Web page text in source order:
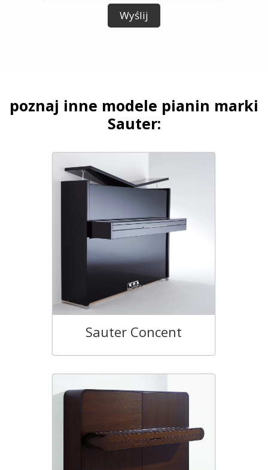
Sauter Concent
poznaj inne modele pianin marki
Sauter:
Wyślij